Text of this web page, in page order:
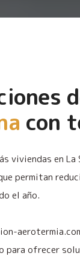
con
viviendas en
permitan
el año.
para ofrecer